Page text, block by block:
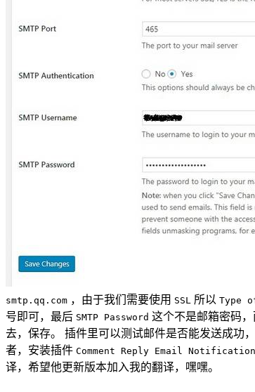
smtp.qq.com ，由于我们需要使用 SSL 所以 Type
号即可，最后 SMTP Password 这个不是邮箱密码
去，保存。 插件里可以测试邮件是否能发送成功
者，安装插件 Comment Reply Email Notification
译，希望他更新版本加入我的翻译，嘿嘿。